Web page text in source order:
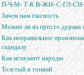
П-Ч-М- Т-К В-ЖН- С-ГЛ-СН-
Зачем нам гласность
Можно ли из просто дурака
Как неправильное
скандалу
Как исчезают народы
Толстый и тонкий